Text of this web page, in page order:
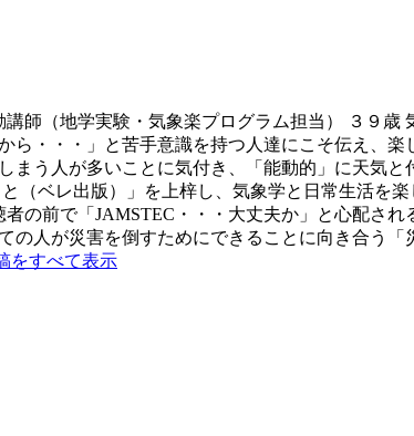
（地学実験・気象楽プログラム担当） ３９歳
・・・」と苦手意識を持つ人達にこそ伝え、
う人が多いことに気付き、「能動的」に天気と
（ベレ出版）」を上梓し、気象学と日常生活を
の前で「JAMSTEC・・・大丈夫か」と心配さ
の人が災害を倒すためにできることに向き合う
をすべて表示